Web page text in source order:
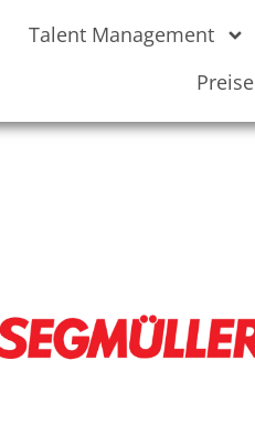
Talent Management
Preise